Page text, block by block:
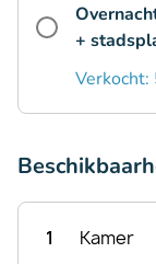
+
Verkocht:
1 Kamer